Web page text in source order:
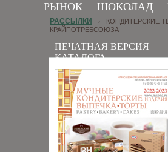
РЫНОК ШОКОЛАД
ПЕЧАТНАЯ ВЕРСИЯ
КАТАЛОГА
РАССЫЛКИ ›
КОНДИТЕРСКИЕ
КРАЙПОТРЕБСОЮЗА